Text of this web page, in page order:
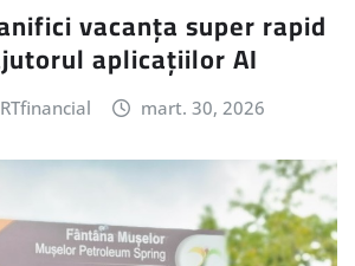
vacanța super rapid
aplicațiilor AI
mart. 30, 2026